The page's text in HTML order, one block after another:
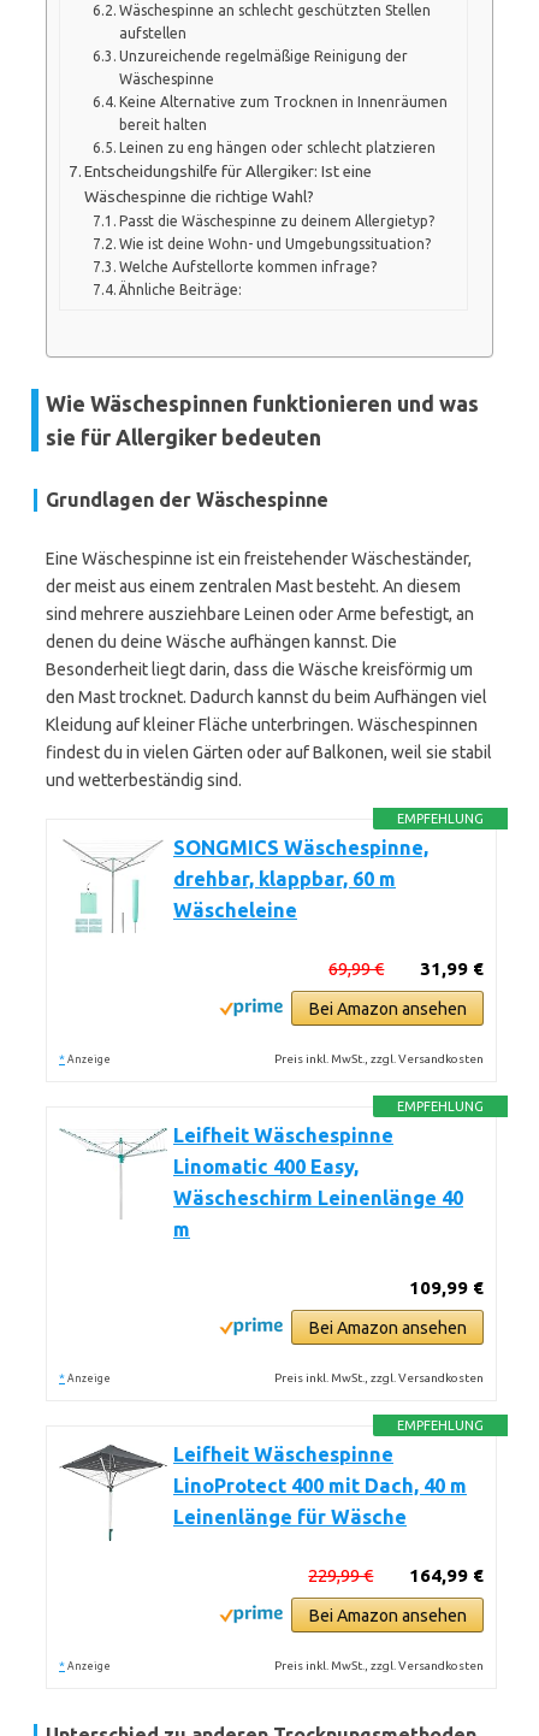
Wäschespinne an schlecht geschützten Stellen
aufstellen
Unzureichende regelmäßige Reinigung der
Wäschespinne
Keine Alternative zum Trocknen in Innenräumen
bereit halten
Leinen zu eng hängen oder schlecht platzieren
Entscheidungshilfe für Allergiker: Ist eine
Wäschespinne die richtige Wahl?
Passt die Wäschespinne zu deinem Allergietyp?
Wie ist deine Wohn- und Umgebungssituation?
Welche Aufstellorte kommen infrage?
Ähnliche Beiträge:
Wie Wäschespinnen funktionieren und was
sie für Allergiker bedeuten
Grundlagen der Wäschespinne
Eine Wäschespinne ist ein freistehender Wäscheständer,
der meist aus einem zentralen Mast besteht. An diesem
sind mehrere ausziehbare Leinen oder Arme befestigt, an
denen du deine Wäsche aufhängen kannst. Die
Besonderheit liegt darin, dass die Wäsche kreisförmig um
den Mast trocknet. Dadurch kannst du beim Aufhängen viel
Kleidung auf kleiner Fläche unterbringen. Wäschespinnen
findest du in vielen Gärten oder auf Balkonen, weil sie stabil
und wetterbeständig sind.
EMPFEHLUNG
SONGMICS Wäschespinne,
drehbar, klappbar, 60 m
Wäscheleine
31,99 €
69,99 €
Bei Amazon ansehen
* Anzeige Preis inkl. MwSt., zzgl. Versandkosten
EMPFEHLUNG
Leifheit Wäschespinne
Linomatic 400 Easy,
Wäscheschirm Leinenlänge 40
m
109,99 €
Bei Amazon ansehen
* Anzeige Preis inkl. MwSt., zzgl. Versandkosten
EMPFEHLUNG
Leifheit Wäschespinne
LinoProtect 400 mit Dach, 40 m
Leinenlänge für Wäsche
164,99 €
229,99 €
Bei Amazon ansehen
* Anzeige Preis inkl. MwSt., zzgl. Versandkosten